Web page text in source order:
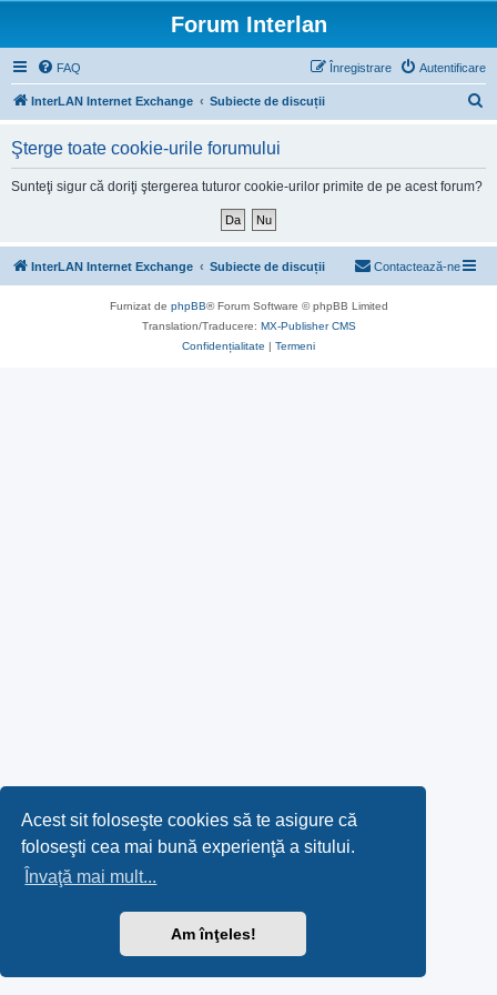
Acest sit foloseşte cookies să te asigure că
foloseşti cea mai bună experienţă a sitului.
Învaţă mai mult...
Am înţeles!
Forum Interlan
FAQ Autentificare
Înregistrare
InterLAN Internet Exchange Subiecte de discuții
Şterge toate cookie-urile forumului
Sunteţi sigur că doriţi ştergerea tuturor cookie-urilor primite de pe acest forum?
InterLAN Internet Exchange Subiecte de discuții Contactează-ne
Furnizat de phpBB® Forum Software © phpBB Limited
Translation/Traducere: MX-Publisher CMS
Confidențialitate | Termeni